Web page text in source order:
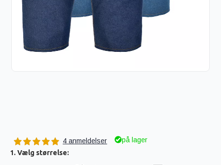
4 anmeldelser
på lager
1. Vælg størrelse: